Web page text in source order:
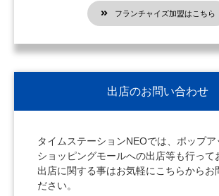
フランチャイズ加盟はこちら
出店のお問い合わせ
タイムステーションNEOでは、ポップ
ショッピングモールへの出店等も行って
出店に関する事はお気軽にこちらからお
ださい。